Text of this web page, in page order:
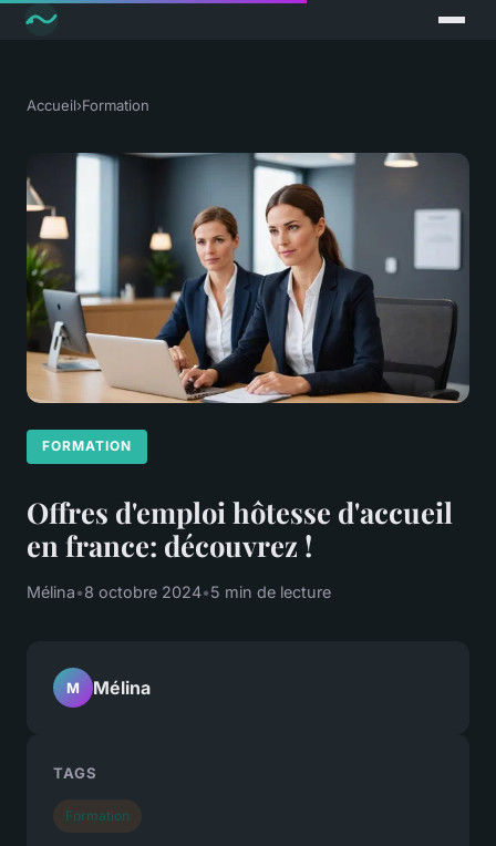
Accueil›Formation
FORMATION
Offres d'emploi hôtesse d'accueil
en france: découvrez !
Mélina•8 octobre 2024•5 min de lecture
M Mélina
TAGS
Formation